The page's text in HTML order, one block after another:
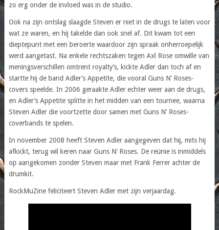
zo erg onder de invloed was in de studio.
Ook na zijn ontslag slaagde Steven er niet in de drugs te laten voor
wat ze waren, en hij takelde dan ook snel af. Dit kwam tot een
dieptepunt met een beroerte waardoor zijn spraak onherroepelijk
werd aangetast. Na enkele rechtszaken tegen Axl Rose omwille van
meningsverschillen omtrent royalty’s, kickte Adler dan toch af en
startte hij de band Adler’s Appetite, die vooral Guns N’ Roses-
covers speelde. In 2006 geraakte Adler echter weer aan de drugs,
en Adler’s Appetite splitte in het midden van een tournee, waarna
Steven Adler die voortzette door samen met Guns N’ Roses-
coverbands te spelen.
In november 2008 heeft Steven Adler aangegeven dat hij, mits hij
afkickt, terug wil keren naar Guns N’ Roses. De reünie is inmiddels
op aangekomen zonder Steven maar met Frank Ferrer achter de
drumkit.
RockMuZine feliciteert Steven Adler met zijn verjaardag.